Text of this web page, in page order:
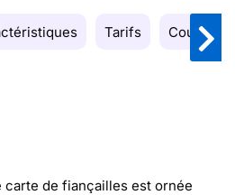
Tarifs Couleurs
de fiançailles est ornée